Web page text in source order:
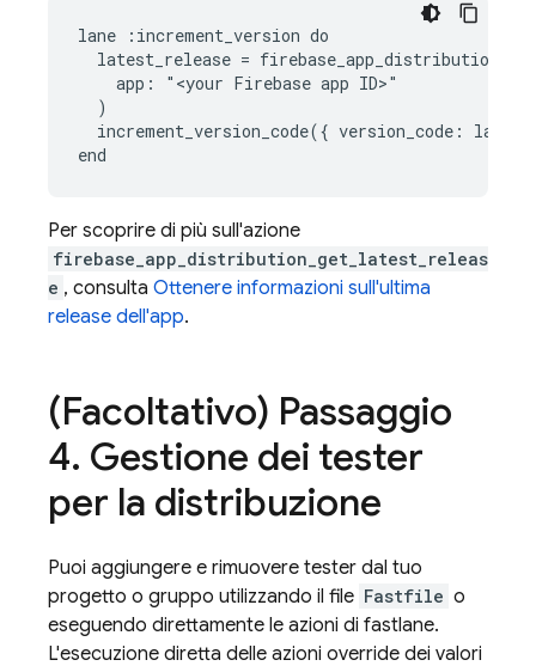
lane :increment_version do
latest_release =
    app: "<your Firebase app ID>"
  )
increment_version_code({ version_code:
Per scoprire di più sull'azione
firebase_app_distribution_get_latest_releas
e , consulta Ottenere informazioni sull'ultima
release dell'app.
(Facoltativo) Passaggio
4. Gestione dei tester
per la distribuzione
Puoi aggiungere e rimuovere tester dal tuo
progetto o gruppo utilizzando il file Fastfile o
eseguendo direttamente le azioni di fastlane.
L'esecuzione diretta delle azioni override dei valori